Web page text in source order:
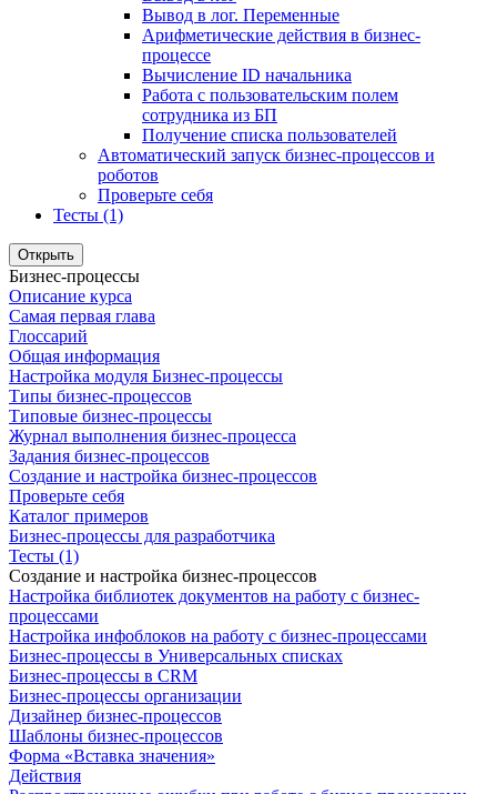
Вывод в лог. Переменные
Арифметические действия в бизнес-
процессе
Вычисление ID начальника
Работа с пользовательским полем
сотрудника из БП
Получение списка пользователей
Автоматический запуск бизнес-процессов и
роботов
Проверьте себя
Тесты (1)
Открыть
Бизнес-процессы
Описание курса
Самая первая глава
Глоссарий
Общая информация
Настройка модуля Бизнес-процессы
Типы бизнес-процессов
Типовые бизнес-процессы
Журнал выполнения бизнес-процесса
Задания бизнес-процессов
Создание и настройка бизнес-процессов
Проверьте себя
Каталог примеров
Бизнес-процессы для разработчика
Тесты (1)
Создание и настройка бизнес-процессов
Настройка библиотек документов на работу с бизнес-
процессами
Настройка инфоблоков на работу с бизнес-процессами
Бизнес-процессы в Универсальных списках
Бизнес-процессы в CRM
Бизнес-процессы организации
Дизайнер бизнес-процессов
Шаблоны бизнес-процессов
Форма «Вставка значения»
Действия